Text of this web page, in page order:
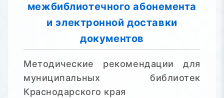
межбиблиотечного абонемента
и электронной доставки
документов
Методические рекомендации для
муниципальных библиотек
Краснодарского края